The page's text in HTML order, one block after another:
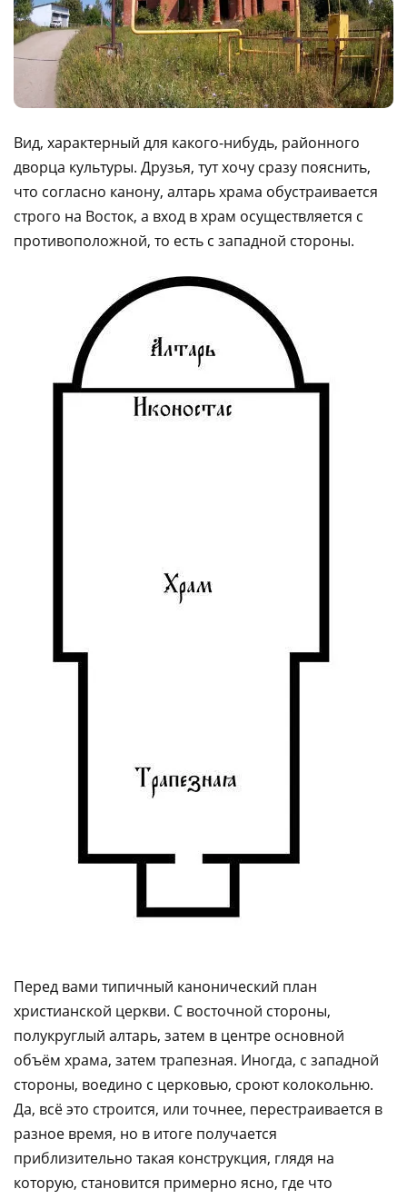
Вид, характерный для какого-нибудь, районного
дворца культуры. Друзья, тут хочу сразу пояснить,
что согласно канону, алтарь храма обустраивается
строго на Восток, а вход в храм осуществляется с
противоположной, то есть с западной стороны.
Перед вами типичный канонический план
христианской церкви. С восточной стороны,
полукруглый алтарь, затем в центре основной
объём храма, затем трапезная. Иногда, с западной
стороны, воедино с церковью, сроют колокольню.
Да, всё это строится, или точнее, перестраивается в
разное время, но в итоге получается
приблизительно такая конструкция, глядя на
которую, становится примерно ясно, где что